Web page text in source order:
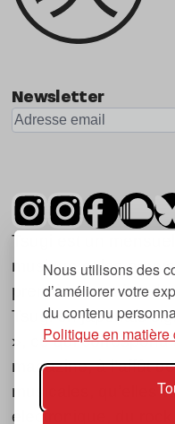
Nous utilisons des
d’améliorer votre
du contenu
Politique en matière
Newsletter
Tsugi est un
musique et les
première parution
Tsugi en japonais
», ce qui correspond
magazine, à l’affût
musicales, qu’elles
électronique, du rock